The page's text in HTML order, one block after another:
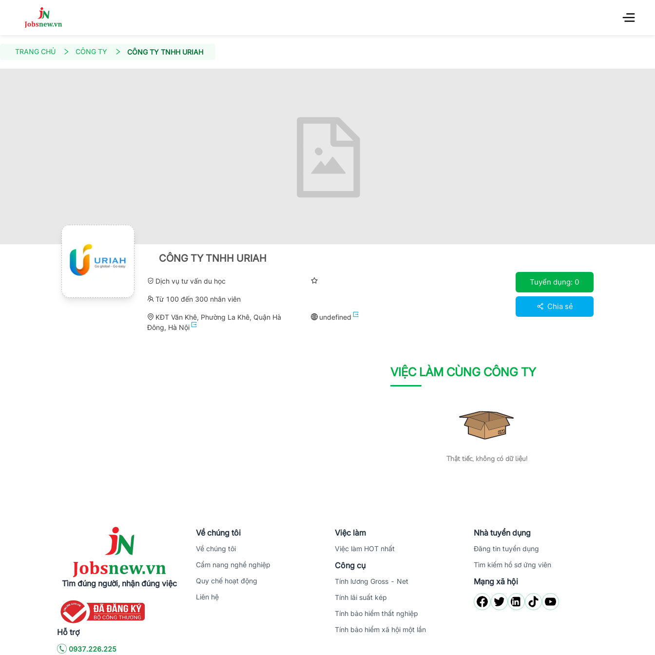
TRANG CHỦ CÔNG TY CÔNG TY TNHH URIAH
CÔNG TY TNHH URIAH
Dịch vụ tư vấn du học
Từ 100 đến 300 nhân viên
KĐT Văn Khê, Phường La Khê, Quận Hà
Đông, Hà Nội
undefined
Tuyển dụng: 0
Chia sẻ
VIỆC LÀM CÙNG CÔNG TY
Thật tiếc, không có dữ liệu!
Tìm đúng người, nhận đúng việc
Hỗ trợ
0937.226.225
Về chúng tôi
Về chúng tôi
Cẩm nang nghề nghiệp
Quy chế hoạt động
Liên hệ
Việc làm
Việc làm HOT nhất
Công cụ
Tính lương Gross - Net
Tính lãi suất kép
Tính bảo hiểm thất nghiệp
Tính bảo hiểm xã hội một lần
Nhà tuyển dụng
Đăng tin tuyển dụng
Tìm kiếm hồ sơ ứng viên
Mạng xã hội